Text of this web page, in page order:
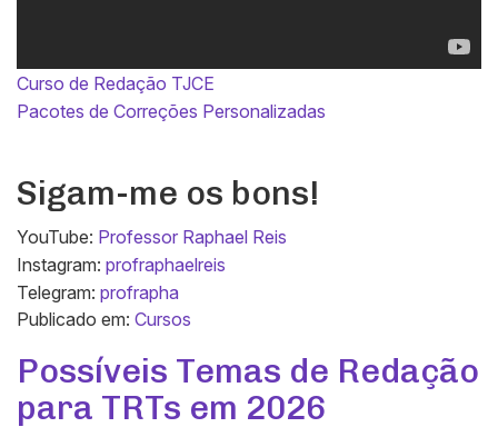
Curso de Redação TJCE
Pacotes de Correções Personalizadas
Sigam-me os bons!
YouTube: Professor Raphael Reis
Instagram: profraphaelreis
Telegram: profrapha
Publicado em: Cursos
Possíveis Temas de Redação
para TRTs em 2026